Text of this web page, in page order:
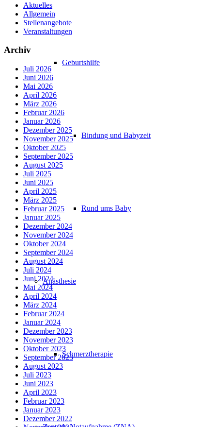
Geburtshilfe
Bindung und Babyzeit
Rund ums Baby
Anästhesie
Schmerztherapie
Aktuelles
Allgemein
Stellenangebote
Veranstaltungen
Archiv
Juli 2026
Juni 2026
Mai 2026
April 2026
März 2026
Februar 2026
Januar 2026
Dezember 2025
November 2025
Oktober 2025
September 2025
August 2025
Juli 2025
Juni 2025
April 2025
März 2025
Februar 2025
Januar 2025
Dezember 2024
November 2024
Oktober 2024
September 2024
August 2024
Juli 2024
Juni 2024
Mai 2024
April 2024
März 2024
Februar 2024
Januar 2024
Dezember 2023
November 2023
Oktober 2023
September 2023
August 2023
Juli 2023
Juni 2023
April 2023
Februar 2023
Januar 2023
Dezember 2022